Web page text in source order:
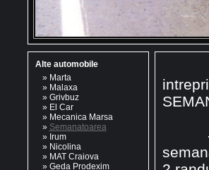
Alte automobile
» Marta
» Malaxa
» Grivbuz
» El Car
» Mecanica Marsa
» Semanatoarea
» Irum
» Nicolina
» MAT Craiova
» Geda Prodexim
-